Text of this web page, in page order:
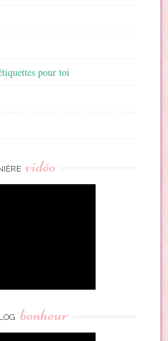
pour toi
vidéo
bonheur